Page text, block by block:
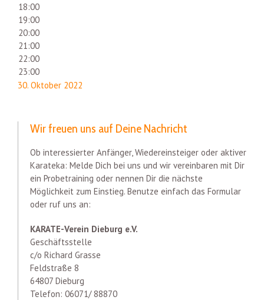
18:00
19:00
20:00
21:00
22:00
23:00
30. Oktober 2022
Wir freuen uns auf Deine Nachricht
Ob interessierter Anfänger, Wiedereinsteiger oder aktiver
Karateka: Melde Dich bei uns und wir vereinbaren mit Dir
ein Probetraining oder nennen Dir die nächste
Möglichkeit zum Einstieg. Benutze einfach das Formular
oder ruf uns an:
KARATE-Verein Dieburg e.V.
Geschäftsstelle
c/o Richard Grasse
Feldstraße 8
64807 Dieburg
Telefon: 06071/ 88870